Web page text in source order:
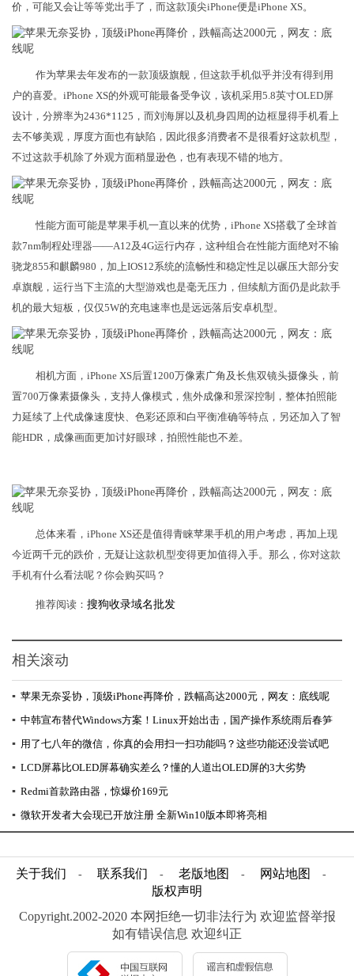
价，可能又会让等等党出手了，而这款顶尖iPhone便是iPhone XS。
作为苹果去年发布的一款顶级旗舰，但这款手机似乎并没有得到用
户的喜爱。iPhone XS的外观可能最备受争议，该机采用5.8英寸OLED屏
设计，分辨率为2436*1125，而刘海屏以及机身四周的边框显得手机看上
去不够美观，厚度方面也有缺陷，因此很多消费者不是很看好这款机型，
不过这款手机除了外观方面稍显逊色，也有表现不错的地方。
性能方面可能是苹果手机一直以来的优势，iPhone XS搭载了全球首
款7nm制程处理器——A12及4G运行内存，这种组合在性能方面绝对不输
骁龙855和麒麟980，加上IOS12系统的流畅性和稳定性足以碾压大部分安
卓旗舰，运行当下主流的大型游戏也是毫无压力，但续航方面仍是此款手
机的最大短板，仅仅5W的充电速率也是远远落后安卓机型。
相机方面，iPhone XS后置1200万像素广角及长焦双镜头摄像头，前
置700万像素摄像头，支持人像模式，焦外成像和景深控制，整体拍照能
力延续了上代成像速度快、色彩还原和白平衡准确等特点，另还加入了智
能HDR，成像画面更加讨好眼球，拍照性能也不差。
总体来看，iPhone XS还是值得青睐苹果手机的用户考虑，再加上现
今近两千元的跌价，无疑让这款机型变得更加值得入手。那么，你对这款
手机有什么看法呢？你会购买吗？
推荐阅读： 搜狗收录域名批发
相关滚动
▪ 苹果无奈妥协，顶级iPhone再降价，跌幅高达2000元，网友：底线呢
▪ 中韩宣布替代Windows方案！Linux开始出击，国产操作系统雨后春笋
▪ 用了七八年的微信，你真的会用扫一扫功能吗？这些功能还没尝试吧
▪ LCD屏幕比OLED屏幕确实差么？懂的人道出OLED屏的3大劣势
▪ Redmi首款路由器，惊爆价169元
▪ 微软开发者大会现已开放注册 全新Win10版本即将亮相
关于我们 - 联系我们 - 老版地图 - 网站地图 -
版权声明
Copyright.2002-2020 本网拒绝一切非法行为 欢迎监督举报
如有错误信息 欢迎纠正